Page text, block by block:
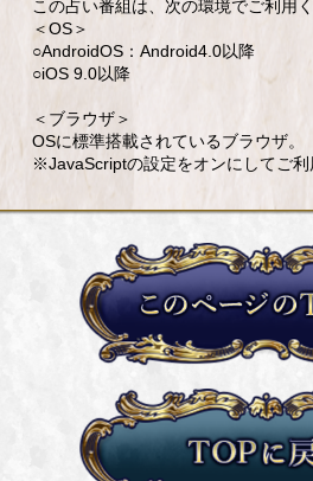
この占い番組は、次の環境でご利用く
＜OS＞
○AndroidOS：Android4.0以降
○iOS 9.0以降
＜ブラウザ＞
OSに標準搭載されているブラウザ。
※JavaScriptの設定をオンにしてご利